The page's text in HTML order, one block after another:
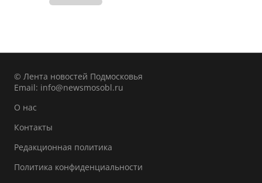
© Лента новостей Подмосковья
Email: info@newsmosobl.ru
О нас
Контакты
Редакционная политика
Политика конфиденциальности